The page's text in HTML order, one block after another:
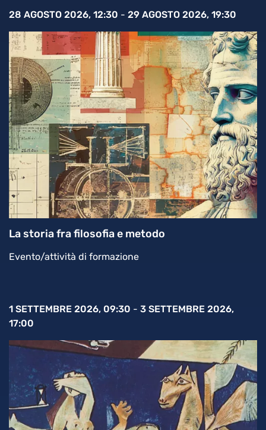
28 AGOSTO 2026, 12:30 - 29 AGOSTO 2026, 19:30
La storia fra filosofia e metodo
Evento/attività di formazione
1 SETTEMBRE 2026, 09:30 - 3 SETTEMBRE 2026,
17:00